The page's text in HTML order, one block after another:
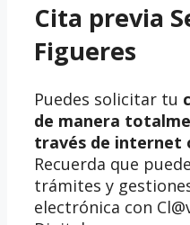
Cita previa
Figueres
Puedes solicitar tu
de manera
través de internet
Recuerda que
trámites y
electrónica con